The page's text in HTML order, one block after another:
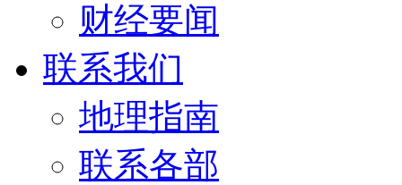
财经要闻
联系我们
地理指南
联系各部